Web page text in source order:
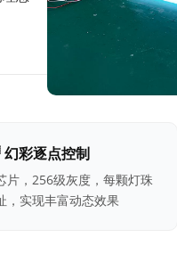
幻彩逐点控制
片，256级灰度，每颗灯珠
，实现丰富动态效果